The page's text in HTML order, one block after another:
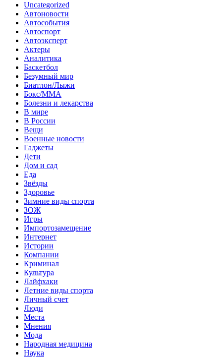
Uncategorized
Автоновости
Автособытия
Автоспорт
Автоэксперт
Актеры
Аналитика
Баскетбол
Безумный мир
Биатлон/Лыжи
Бокс/MMA
Болезни и лекарства
В мире
В России
Вещи
Военные новости
Гаджеты
Дети
Дом и сад
Еда
Звёзды
Здоровье
Зимние виды спорта
ЗОЖ
Игры
Импортозамещение
Интернет
Истории
Компании
Криминал
Культура
Лайфхаки
Летние виды спорта
Личный счет
Люди
Места
Мнения
Мода
Народная медицина
Наука